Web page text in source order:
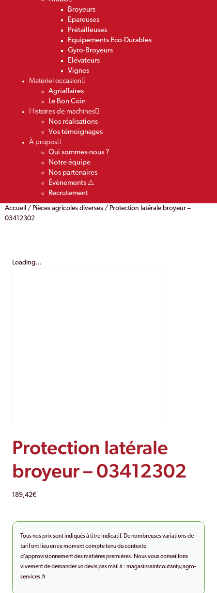
Broyeurs
Epareuses
Prétailleuses
Equipements Eco-Durables
Gyro-Broyeurs
Elévateurs
Vignes
Matériel occasion
Agriaffaires
Le Bon Coin
Histoires de machines
Nos réalisations
Vos témoignages
À propos
Qui sommes-nous ?
Notre équipe
Nos partenaires
Événements ⚠️
Recrutement
Accueil / Pièces agricoles diverses / Protection latérale broyeur –
03412302
Loading...
Protection latérale
broyeur – 03412302
189,42€
Tous nos prix sont indiqués à titre indicatif. De nombreuses variations de
tarif ont lieu en ce moment compte tenu du contexte
d’approvisionnement des matières premières. Nous vous conseillons
vivement de demander un devis pas mail à : magasinsaintcoutant@agro-
services.fr